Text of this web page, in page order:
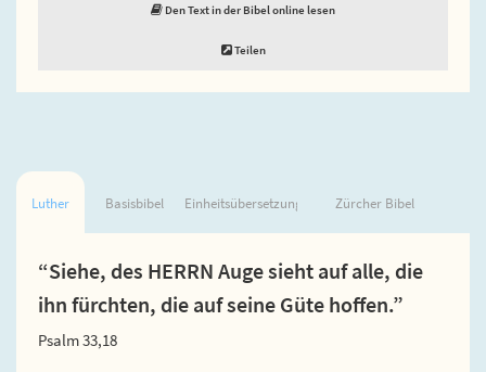
Den Text in der Bibel online lesen
Teilen
Luther Basisbibel Einheitsübersetzung Zürcher Bibel
“Siehe, des HERRN Auge sieht auf alle, die
ihn fürchten, die auf seine Güte hoffen.”
Psalm 33,18